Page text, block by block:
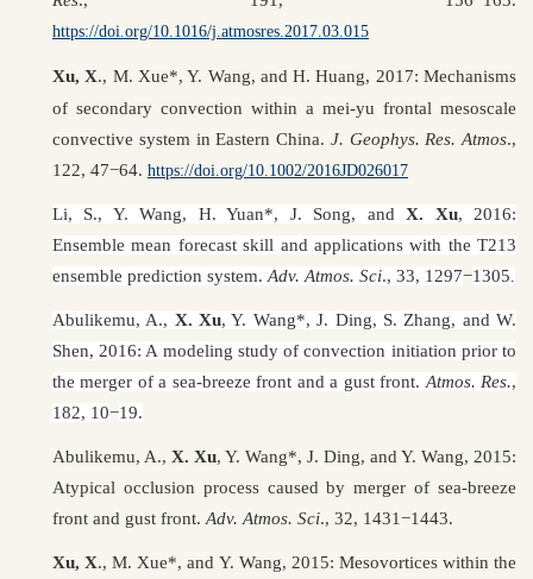
https://doi.org/10.1016/j.atmosres.2017.03.015
Xu, X., M. Xue*, Y. Wang, and H. Huang, 2017: Mechanisms
of secondary convection within a mei-yu frontal mesoscale
convective system in Eastern China. J. Geophys. Res. Atmos.,
122, 47−64. https://doi.org/10.1002/2016JD026017
Li, S., Y. Wang, H. Yuan*, J. Song, andX. Xu, 2016:
Ensemble mean forecast skill and applications with the T213
ensemble prediction system.Adv. Atmos. Sci., 33, 1297−1305.
Abulikemu, A., X. Xu, Y. Wang*, J. Ding, S. Zhang, and W.
Shen, 2016: A modeling study of convection initiation prior to
the merger of a sea-breeze front and a gust front.Atmos. Res.,
182, 10−19.
Abulikemu, A., X. Xu, Y. Wang*, J. Ding, and Y. Wang, 2015:
Atypical occlusion process caused by merger of sea-breeze
front and gust front.Adv. Atmos. Sci., 32, 1431−1443.
Xu, X., M. Xue*, and Y. Wang, 2015: Mesovortices within the